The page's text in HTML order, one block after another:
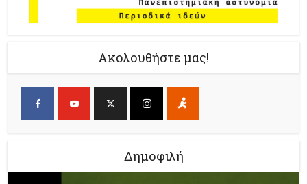
Ακολουθήστε μας!
Δημοφιλή